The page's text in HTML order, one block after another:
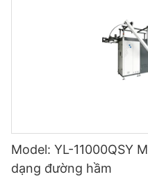
Model: YL-11000QSY
dạng đường hầm